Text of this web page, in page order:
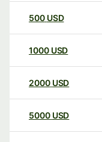
500 USD
1000 USD
2000 USD
5000 USD